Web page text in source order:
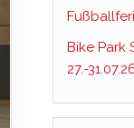
Bike Park
27.-